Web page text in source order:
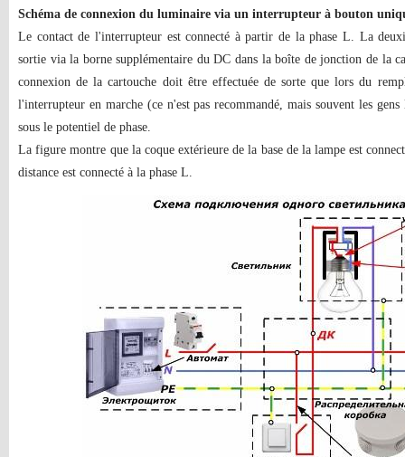
Schéma de connexion du luminaire via un interrupteur à bouton
Le contact de l'interrupteur est connecté à partir de la phase L. La
sortie via la borne supplémentaire du DC dans la boîte de jonction de la
connexion de la cartouche doit être effectuée de sorte que lors du
l'interrupteur en marche (ce n'est pas recommandé, mais souvent les
sous le potentiel de phase.
La figure montre que la coque extérieure de la base de la lampe est
distance est connecté à la phase L.